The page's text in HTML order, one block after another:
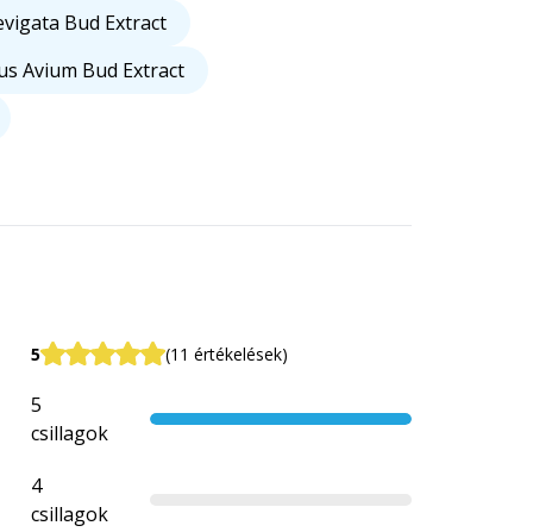
Bud Extract
Avium Bud Extract
5 (11 értékelések)
5
csillagok
4
csillagok